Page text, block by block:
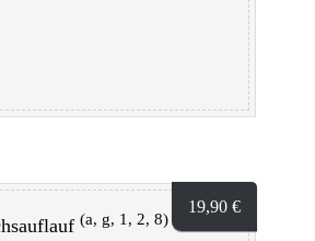
19,90 €
(a, g, 1, 2, 8)